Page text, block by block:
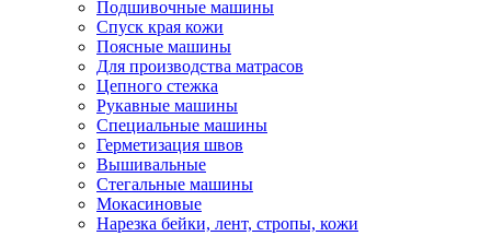
Подшивочные машины
Спуск края кожи
Поясные машины
Для производства матрасов
Цепного стежка
Рукавные машины
Специальные машины
Герметизация швов
Вышивальные
Стегальные машины
Мокасиновые
Нарезка бейки, лент, стропы, кожи